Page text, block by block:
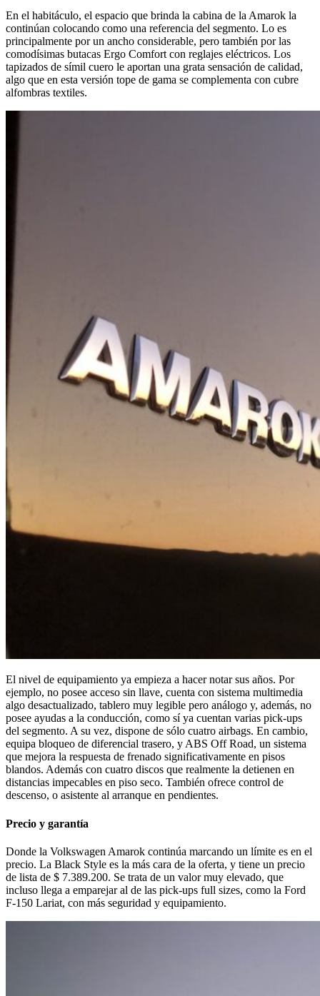
En el habitáculo, el espacio que brinda la cabina de la Amarok la
continúan colocando como una referencia del segmento. Lo es
principalmente por un ancho considerable, pero también por las
comodísimas butacas Ergo Comfort con reglajes eléctricos. Los
tapizados de símil cuero le aportan una grata sensación de calidad,
algo que en esta versión tope de gama se complementa con cubre
alfombras textiles.
El nivel de equipamiento ya empieza a hacer notar sus años. Por
ejemplo, no posee acceso sin llave, cuenta con sistema multimedia
algo desactualizado, tablero muy legible pero análogo y, además, no
posee ayudas a la conducción, como sí ya cuentan varias pick-ups
del segmento. A su vez, dispone de sólo cuatro airbags. En cambio,
equipa bloqueo de diferencial trasero, y ABS Off Road, un sistema
que mejora la respuesta de frenado significativamente en pisos
blandos. Además con cuatro discos que realmente la detienen en
distancias impecables en piso seco. También ofrece control de
descenso, o asistente al arranque en pendientes.
Precio y garantía
Donde la Volkswagen Amarok continúa marcando un límite es en el
precio. La Black Style es la más cara de la oferta, y tiene un precio
de lista de $ 7.389.200. Se trata de un valor muy elevado, que
incluso llega a emparejar al de las pick-ups full sizes, como la Ford
F-150 Lariat, con más seguridad y equipamiento.